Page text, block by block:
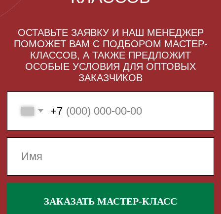
495 868 00 36